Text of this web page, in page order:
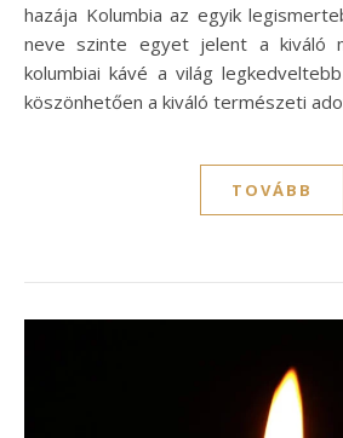
hazája Kolumbia az egyik
neve szinte egyet jelent a kiváló
kolumbiai kávé a világ
köszönhetően a kiváló természeti
TOVÁBB